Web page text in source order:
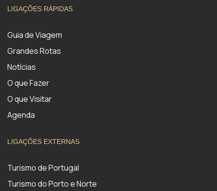
LIGAÇÕES RÁPIDAS
Guia de Viagem
Grandes Rotas
Notícias
O que Fazer
O que Visitar
Agenda
LIGAÇÕES EXTERNAS
Turismo de Portugal
Turismo do Porto e Norte